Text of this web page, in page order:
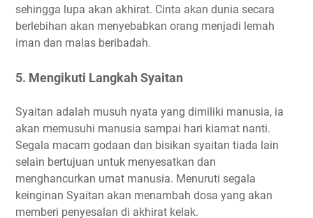
sehingga lupa akan akhirat. Cinta akan dunia secara
berlebihan akan menyebabkan orang menjadi lemah
iman dan malas beribadah.
5. Mengikuti Langkah Syaitan
Syaitan adalah musuh nyata yang dimiliki manusia, ia
akan memusuhi manusia sampai hari kiamat nanti.
Segala macam godaan dan bisikan syaitan tiada lain
selain bertujuan untuk menyesatkan dan
menghancurkan umat manusia. Menuruti segala
keinginan Syaitan akan menambah dosa yang akan
memberi penyesalan di akhirat kelak.